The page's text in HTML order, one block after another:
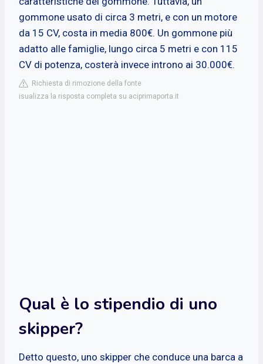
gommone usato di circa 3 metri, e con un motore
da 15 CV, costa in media 800€. Un gommone più
adatto alle famiglie, lungo circa 5 metri e con 115
CV di potenza, costerà invece introno ai 30.000€.
Richiesta di rimozione della fonte
isualizza la risposta completa su aciprimaporta.it
Qual è lo stipendio di uno
skipper?
Detto questo, uno skipper che conduce una barca a